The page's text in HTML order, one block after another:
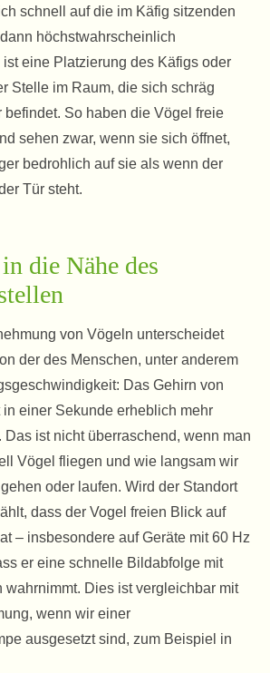
schnell auf die im Käfig sitzenden
höchstwahrscheinlich
eine Platzierung des Käfigs oder
Stelle im Raum, die sich schräg
befindet. So haben die Vögel freie
sehen zwar, wenn sie sich öffnet,
bedrohlich auf sie als wenn der
Tür steht.
die Nähe des
von Vögeln unterscheidet
der des Menschen, unter anderem
Das Gehirn von
einer Sekunde erheblich mehr
Das ist nicht überraschend, wenn man
Vögel fliegen und wie langsam wir
oder laufen. Wird der Standort
dass der Vogel freien Blick auf
– insbesondere auf Geräte mit 60 Hz
er eine schnelle Bildabfolge mit
wahrnimmt. Dies ist vergleichbar mit
wenn wir einer
ausgesetzt sind, zum Beispiel in